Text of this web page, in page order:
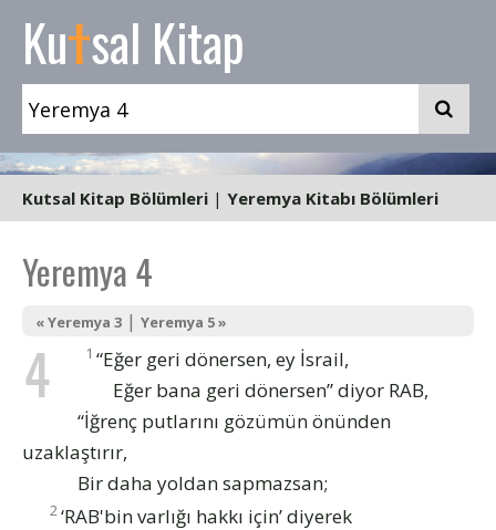
Kutsal Kitap
Kutsal Kitap Bölümleri | Yeremya Kitabı Bölümleri
Yeremya 4
« Yeremya 3 | Yeremya 5 »
4 1 “Eğer geri dönersen, ey İsrail,
Eğer bana geri dönersen” diyor RAB,
“İğrenç putlarını gözümün önünden
uzaklaştırır,
Bir daha yoldan sapmazsan;
2‘RAB'bin varlığı hakkı için’ diyerek